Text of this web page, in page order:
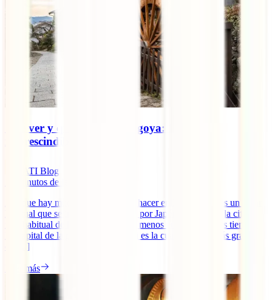
Qué ver y qué hacer en Nagoya: 10 planes
imprescindibles
IATI Blog
minutos de lectura
Aunque hay mucho que ver y que hacer en Nagoya, no es un lugar
habitual que se incluya en las rutas por Japón de 15 días (la cifra
más habitual de los viajeros) y aún menos en las de menos tiempo.
La capital de la prefectura de Aichi es la cuarta ciudad más grande
de [...]
Leer más